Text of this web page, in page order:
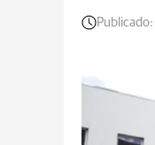
Publicado: